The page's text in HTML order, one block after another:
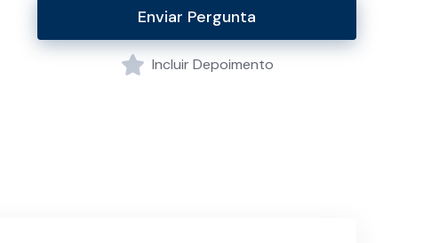
Enviar Pergunta
Incluir Depoimento